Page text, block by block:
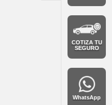
COTIZA TU
SEGURO
WhatsApp